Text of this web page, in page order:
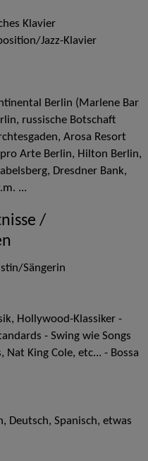
Klavier
Jazz-Klavier
Berlin (Marlene Bar
russische Botschaft
Arosa Resort
Arte Berlin, Hilton Berlin,
Dresdner Bank,
...
/
Sängerin
Hollywood-Klassiker -
- Swing wie Songs
King Cole, etc... - Bossa
Deutsch, Spanisch, etwas